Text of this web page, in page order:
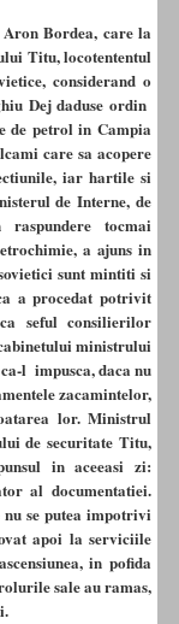
Bordea, care la
Titu, locotententul
considerand o
Dej daduse ordin
de petrol in Campia
care sa acopere
iar hartile si
de Interne, de
tocmai
a ajuns in
sunt mintiti si
a procedat potrivit
seful consilierilor
ministrului
l impusca, daca nu
zacamintelor,
lor. Ministrul
de securitate Titu,
in aceeasi zi:
al documentatiei.
se putea impotrivi
apoi la serviciile
in pofida
sale au ramas,